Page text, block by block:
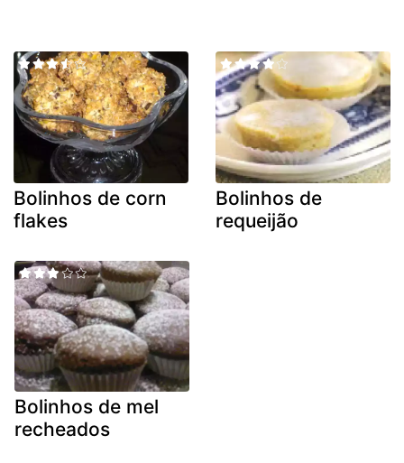
Bolinhos de corn
flakes
Bolinhos de
requeijão
Bolinhos de mel
recheados